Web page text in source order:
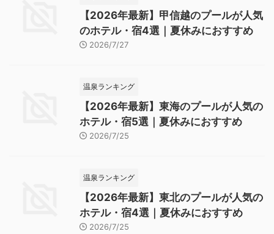
【2026年最新】甲信越のプールが人気
のホテル・宿4選｜夏休みにおすすめ
2026/7/27
温泉ランキング
【2026年最新】東海のプールが人気の
ホテル・宿5選｜夏休みにおすすめ
2026/7/25
温泉ランキング
【2026年最新】東北のプールが人気の
ホテル・宿4選｜夏休みにおすすめ
2026/7/25